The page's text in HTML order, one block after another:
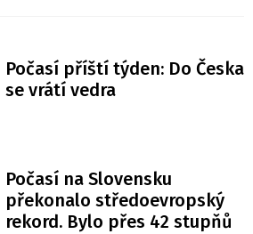
Počasí příští týden: Do Česka
se vrátí vedra
Počasí na Slovensku
překonalo středoevropský
rekord. Bylo přes 42 stupňů